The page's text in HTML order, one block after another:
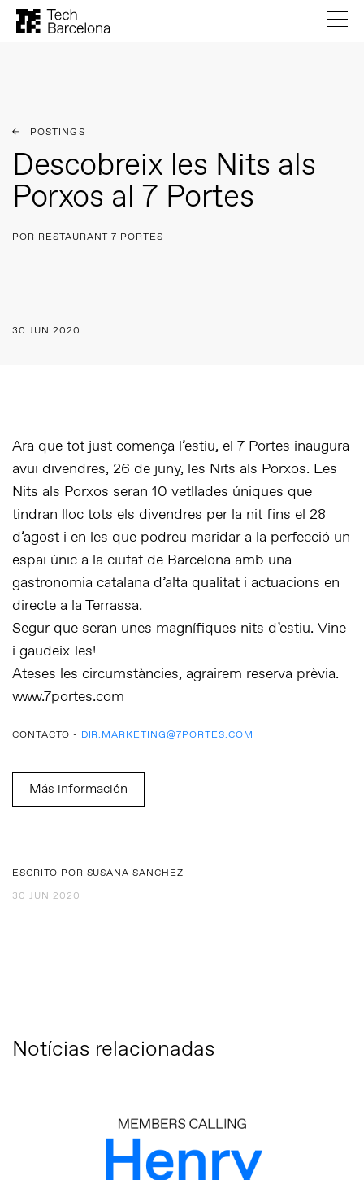
POSTINGS
Descobreix les Nits als
Porxos al 7 Portes
POR RESTAURANT 7 PORTES
30 JUN 2020
Ara que tot just comença l’estiu, el 7 Portes inaugura
avui divendres, 26 de juny, les Nits als Porxos. Les
Nits als Porxos seran 10 vetllades úniques que
tindran lloc tots els divendres per la nit fins el 28
d’agost i en les que podreu maridar a la perfecció un
espai únic a la ciutat de Barcelona amb una
gastronomia catalana d’alta qualitat i actuacions en
directe a la Terrassa.
Segur que seran unes magnífiques nits d’estiu. Vine
i gaudeix-les!
Ateses les circumstàncies, agrairem reserva prèvia.
www.7portes.com
CONTACTO - DIR.MARKETING@7PORTES.COM
Más información
ESCRITO POR SUSANA SANCHEZ
30 JUN 2020
Notícias relacionadas